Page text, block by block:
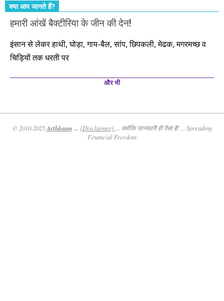
क्या आप जानते हैं?
हमारी आंखें बैक्टीरिया के जीन की देन!
इंसान से लेकर हाथी, घोड़ा, गाय-बैल, सांप, छिपकली, मेढक, मगरमच्छ व
चिड़ियों तक धरती पर
और भी
© 2010-2025Arthkaam ... {Disclaimer}
... क्योंकि जानकारी ही पैसा है! ... Spreading
Financial Freedom